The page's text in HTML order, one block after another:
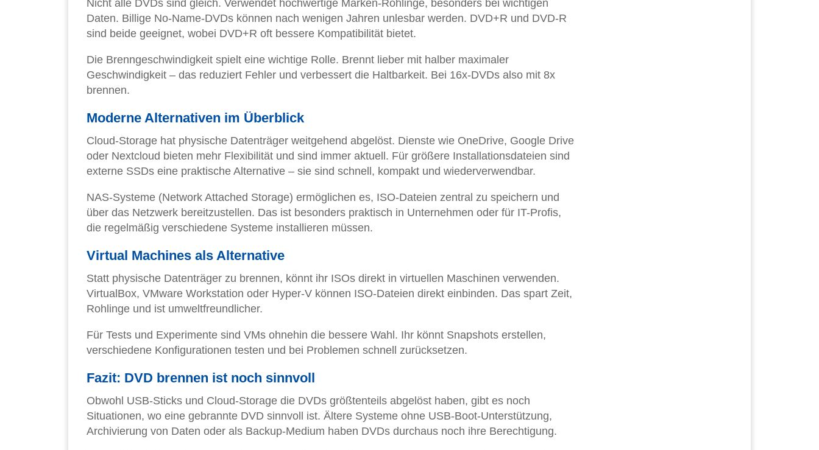
Nicht alle DVDs sind gleich. Verwendet hochwertige Marken-Rohlinge, besonders bei wichtigen
Daten. Billige No-Name-DVDs können nach wenigen Jahren unlesbar werden. DVD+R und DVD-R
sind beide geeignet, wobei DVD+R oft bessere Kompatibilität bietet.
Die Brenngeschwindigkeit spielt eine wichtige Rolle. Brennt lieber mit halber maximaler
Geschwindigkeit – das reduziert Fehler und verbessert die Haltbarkeit. Bei 16x-DVDs also mit 8x
brennen.
Moderne Alternativen im Überblick
Cloud-Storage hat physische Datenträger weitgehend abgelöst. Dienste wie OneDrive, Google Drive
oder Nextcloud bieten mehr Flexibilität und sind immer aktuell. Für größere Installationsdateien sind
externe SSDs eine praktische Alternative – sie sind schnell, kompakt und wiederverwendbar.
NAS-Systeme (Network Attached Storage) ermöglichen es, ISO-Dateien zentral zu speichern und
über das Netzwerk bereitzustellen. Das ist besonders praktisch in Unternehmen oder für IT-Profis,
die regelmäßig verschiedene Systeme installieren müssen.
Virtual Machines als Alternative
Statt physische Datenträger zu brennen, könnt ihr ISOs direkt in virtuellen Maschinen verwenden.
VirtualBox, VMware Workstation oder Hyper-V können ISO-Dateien direkt einbinden. Das spart Zeit,
Rohlinge und ist umweltfreundlicher.
Für Tests und Experimente sind VMs ohnehin die bessere Wahl. Ihr könnt Snapshots erstellen,
verschiedene Konfigurationen testen und bei Problemen schnell zurücksetzen.
Fazit: DVD brennen ist noch sinnvoll
Obwohl USB-Sticks und Cloud-Storage die DVDs größtenteils abgelöst haben, gibt es noch
Situationen, wo eine gebrannte DVD sinnvoll ist. Ältere Systeme ohne USB-Boot-Unterstützung,
Archivierung von Daten oder als Backup-Medium haben DVDs durchaus noch ihre Berechtigung.